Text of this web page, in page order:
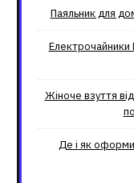
Паяльник для
Електрочайники
Жіноче взуття
Де і як